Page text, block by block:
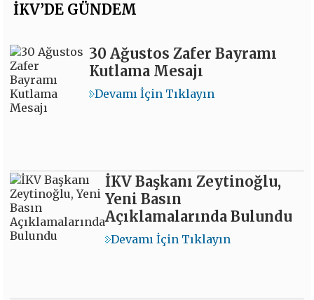
İKV’DE GÜNDEM
30 Ağustos Zafer Bayramı
Kutlama Mesajı
Devamı İçin Tıklayın
İKV Başkanı Zeytinoğlu,
Yeni Basın
Açıklamalarında Bulundu
Devamı İçin Tıklayın